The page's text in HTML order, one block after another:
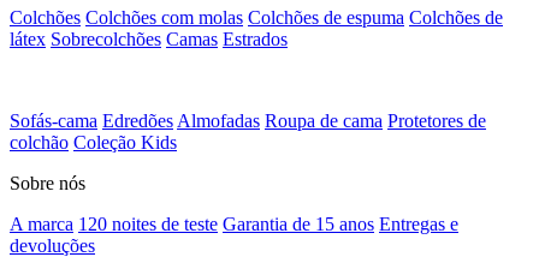
Colchões Colchões com molas Colchões de espuma Colchões de
látex Sobrecolchões Camas Estrados
Sofás-cama Edredões Almofadas Roupa de cama Protetores de
colchão Coleção Kids
Sobre nós
A marca 120 noites de teste Garantia de 15 anos Entregas e
devoluções